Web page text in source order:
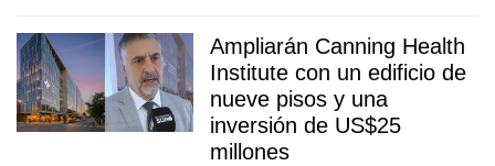
Ampliarán Canning Health
Institute con un edificio de
nueve pisos y una
inversión de US$25
millones